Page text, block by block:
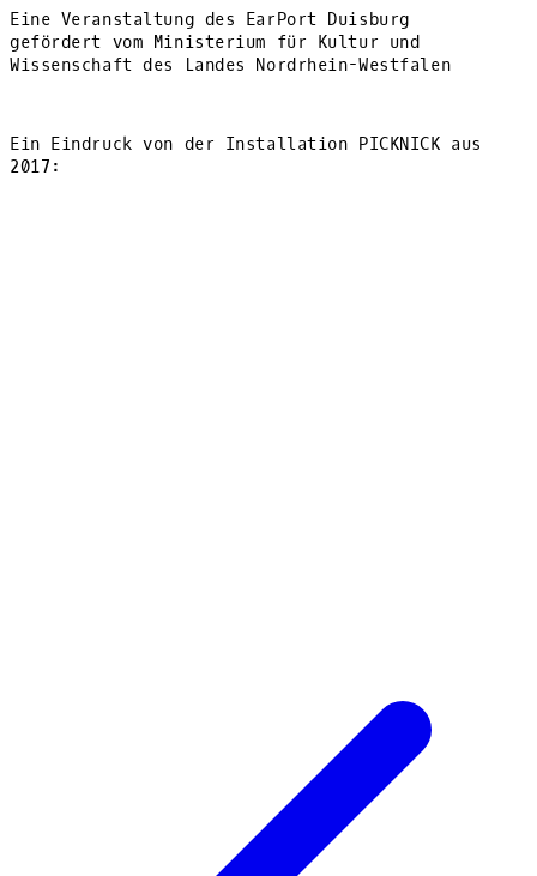
Eine Veranstaltung des EarPort Duisburg
gefördert vom Ministerium für Kultur und
Wissenschaft des Landes Nordrhein-Westfalen
Ein Eindruck von der Installation PICKNICK aus
2017: